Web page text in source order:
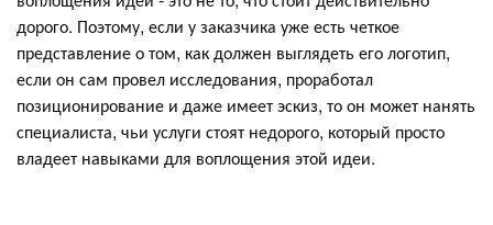
дорого. Поэтому, если у заказчика уже есть четкое
представление о том, как должен выглядеть его логотип,
если он сам провел исследования, проработал
позиционирование и даже имеет эскиз, то он может нанять
специалиста, чьи услуги стоят недорого, который просто
владеет навыками для воплощения этой идеи.